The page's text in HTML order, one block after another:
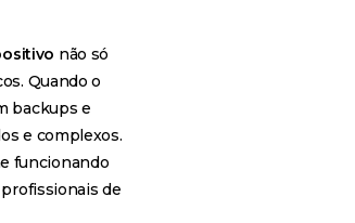
não só
Quando o
backups e
e complexos.
funcionando
de